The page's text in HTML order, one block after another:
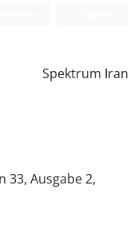
Spektrum Iran
33, Ausgabe 2,